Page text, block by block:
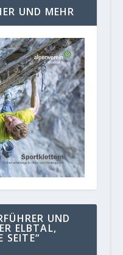
UND MEHR
UND
ELBTAL,
SEITE“